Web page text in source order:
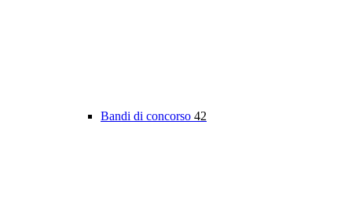
Bandi di concorso 42